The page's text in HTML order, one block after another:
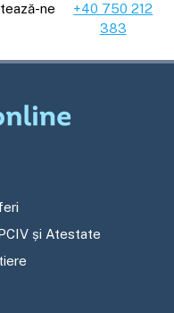
ne
+40 750 212
383
și Atestate